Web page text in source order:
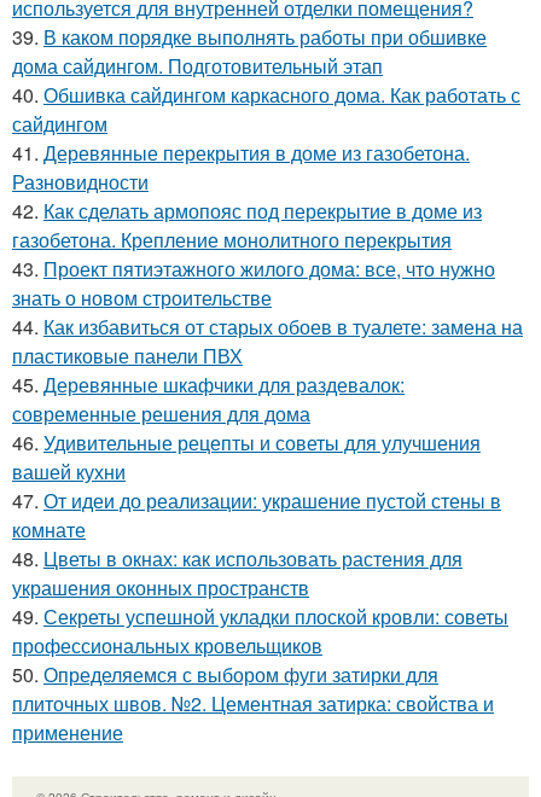
используется для внутренней отделки помещения?
39. В каком порядке выполнять работы при обшивке
дома сайдингом. Подготовительный этап
40. Обшивка сайдингом каркасного дома. Как работать с
сайдингом
41. Деревянные перекрытия в доме из газобетона.
Разновидности
42. Как сделать армопояс под перекрытие в доме из
газобетона. Крепление монолитного перекрытия
43. Проект пятиэтажного жилого дома: все, что нужно
знать о новом строительстве
44. Как избавиться от старых обоев в туалете: замена на
пластиковые панели ПВХ
45. Деревянные шкафчики для раздевалок:
современные решения для дома
46. Удивительные рецепты и советы для улучшения
вашей кухни
47. От идеи до реализации: украшение пустой стены в
комнате
48. Цветы в окнах: как использовать растения для
украшения оконных пространств
49. Секреты успешной укладки плоской кровли: советы
профессиональных кровельщиков
50. Определяемся с выбором фуги затирки для
плиточных швов. №2. Цементная затирка: свойства и
применение